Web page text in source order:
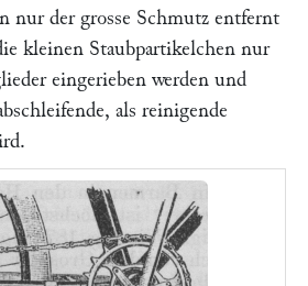
nur der grosse Schmutz entfernt
kleinen Staubpartikelchen nur
eingerieben werden und
als reinigende